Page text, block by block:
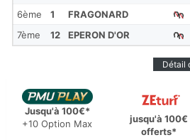
6ème
1 FRAGONARD
7ème
12 EPERON D'OR
Détail
Jusqu'à 100€*
+10 Option Max
jusqu'à 100€
offerts*